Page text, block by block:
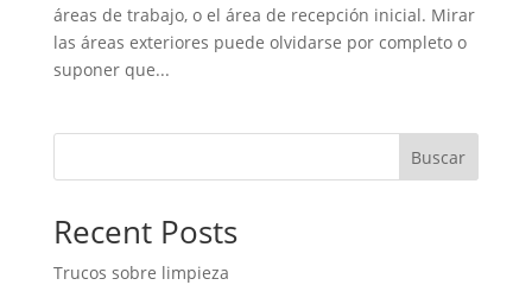
áreas de trabajo, o el área de recepción inicial. Mirar
las áreas exteriores puede olvidarse por completo o
suponer que...
Buscar
Recent Posts
Trucos sobre limpieza